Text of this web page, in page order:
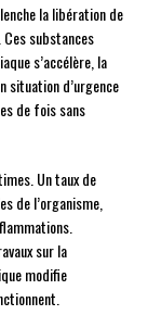
la libération de
. Ces substances
s’accélère, la
situation d’urgence
de fois sans
Un taux de
de l’organisme,
sur la
modifie